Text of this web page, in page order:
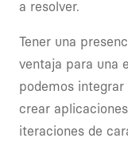
a resolver.
Tener una
ventaja para una
podemos
crear
iteraciones de